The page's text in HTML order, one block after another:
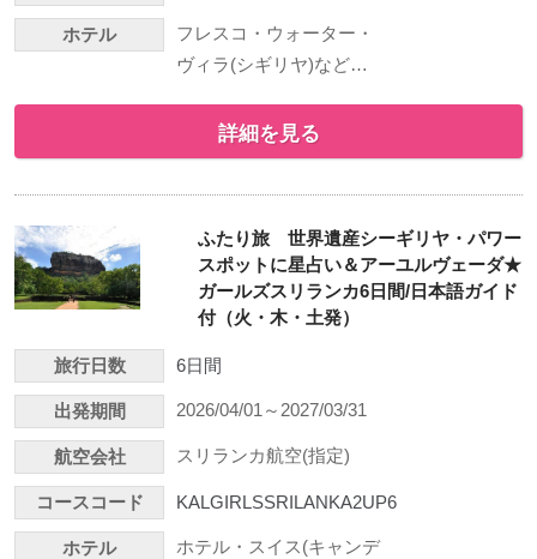
ホテル
フレスコ・ウォーター・
ヴィラ(シギリヤ)など…
詳細を見る
ふたり旅 世界遺産シーギリヤ・パワー
スポットに星占い＆アーユルヴェーダ★
ガールズスリランカ6日間/日本語ガイド
付（火・木・土発）
旅行日数 6日間
出発期間 2026/04/01～2027/03/31
航空会社 スリランカ航空(指定)
コースコード KALGIRLSSRILANKA2UP6
ホテル
ホテル・スイス(キャンデ